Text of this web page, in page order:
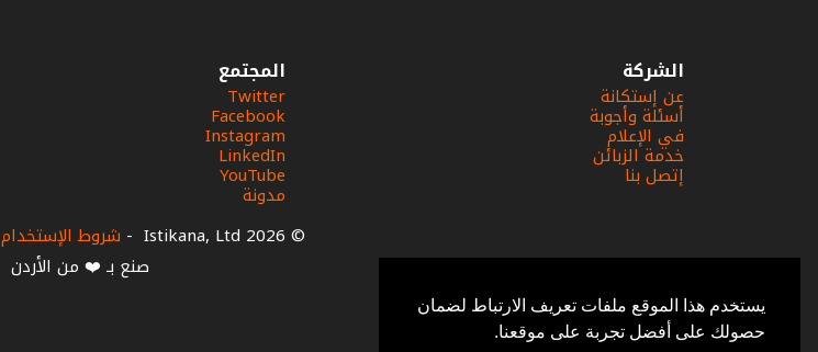
يستخدم هذا الموقع ملفات تعريف الارتباط لضمان
حصولك على أفضل تجربة على موقعنا.
الشركة
عن إستكانة
أسئلة وأجوبة
في الإعلام
خدمة الزبائن
إتصل بنا
المجتمع
Twitter
Facebook
Instagram
LinkedIn
YouTube
مدونة
© 2026 Istikana, Ltd
- شروط الإستخدام
صنع بـ ❤️ من الأردن